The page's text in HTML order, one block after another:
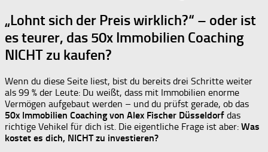
„Lohnt sich der Preis wirklich?“ – oder ist
es teurer, das 50x Immobilien Coaching
NICHT zu kaufen?
Wenn du diese Seite liest, bist du bereits drei Schritte weiter
als 99 % der Leute: Du weißt, dass mit Immobilien enorme
Vermögen aufgebaut werden – und du prüfst gerade, ob das
50x Immobilien Coaching von Alex Fischer Düsseldorf das
richtige Vehikel für dich ist. Die eigentliche Frage ist aber: Was
kostet es dich, NICHT zu investieren?